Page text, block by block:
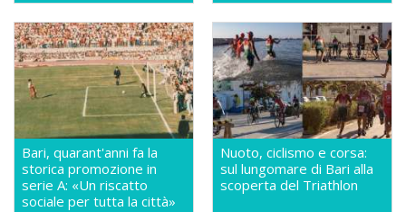
Bari, quarant'anni fa la
storica promozione in
serie A: «Un riscatto
sociale per tutta la città»
Nuoto, ciclismo e corsa:
sul lungomare di Bari alla
scoperta del Triathlon